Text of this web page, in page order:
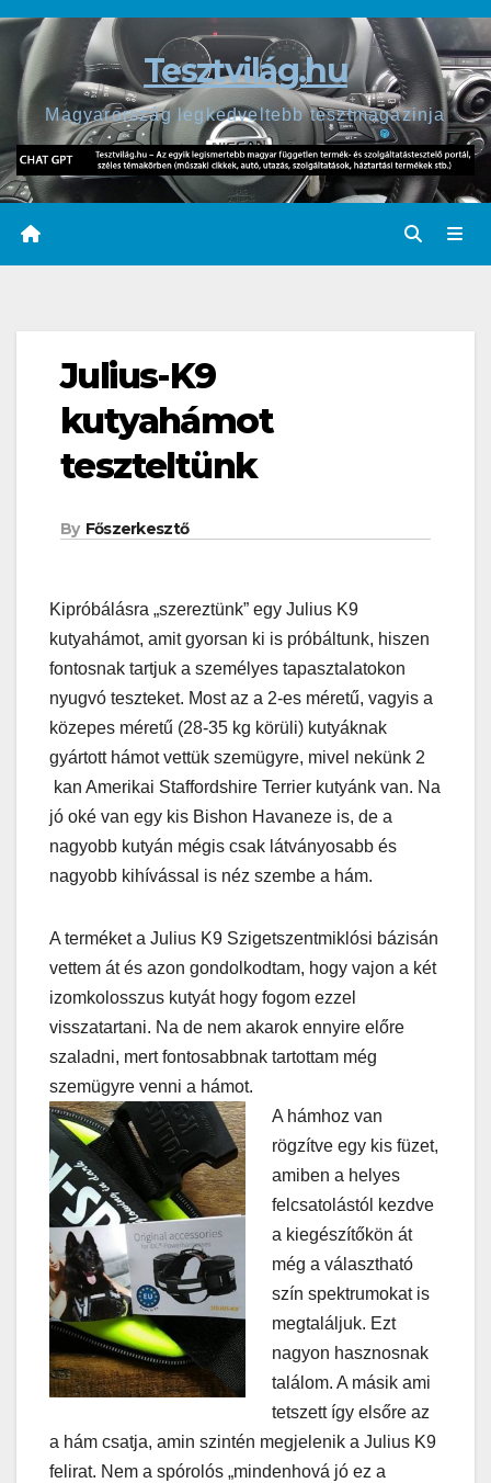
Skip
content
Tesztvilág.hu
Magyarország legkedveltebb tesztmagazinja
Julius-K9
kutyahámot
teszteltünk
By Főszerkesztő
Kipróbálásra „szereztünk” egy Julius K9
kutyahámot, amit gyorsan ki is próbáltunk, hiszen
fontosnak tartjuk a személyes tapasztalatokon
nyugvó teszteket. Most az a 2-es méretű, vagyis a
közepes méretű (28-35 kg körüli) kutyáknak
gyártott hámot vettük szemügyre, mivel nekünk 2
kan Amerikai Staffordshire Terrier kutyánk van. Na
jó oké van egy kis Bishon Havaneze is, de a
nagyobb kutyán mégis csak látványosabb és
nagyobb kihívással is néz szembe a hám.
A terméket a Julius K9 Szigetszentmiklósi bázisán
vettem át és azon gondolkodtam, hogy vajon a két
izomkolosszus kutyát hogy fogom ezzel
visszatartani. Na de nem akarok ennyire előre
szaladni, mert fontosabbnak tartottam még
szemügyre venni a hámot.
A hámhoz van
rögzítve egy kis füzet,
amiben a helyes
felcsatolástól kezdve
a kiegészítőkön át
még a választható
szín spektrumokat is
megtaláljuk. Ezt
nagyon hasznosnak
találom. A másik ami
tetszett így elsőre az
a hám csatja, amin szintén megjelenik a Julius K9
felirat. Nem a spórolós „mindenhová jó ez a